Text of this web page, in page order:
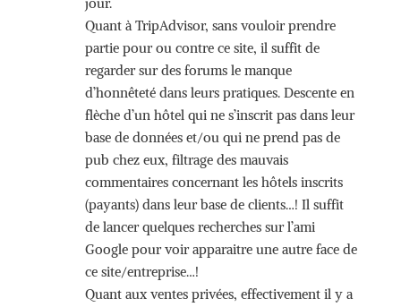
jour.
Quant à TripAdvisor, sans vouloir prendre
partie pour ou contre ce site, il suffit de
regarder sur des forums le manque
d’honnêteté dans leurs pratiques. Descente en
flèche d’un hôtel qui ne s’inscrit pas dans leur
base de données et/ou qui ne prend pas de
pub chez eux, filtrage des mauvais
commentaires concernant les hôtels inscrits
(payants) dans leur base de clients…! Il suffit
de lancer quelques recherches sur l’ami
Google pour voir apparaitre une autre face de
ce site/entreprise…!
Quant aux ventes privées, effectivement il y a